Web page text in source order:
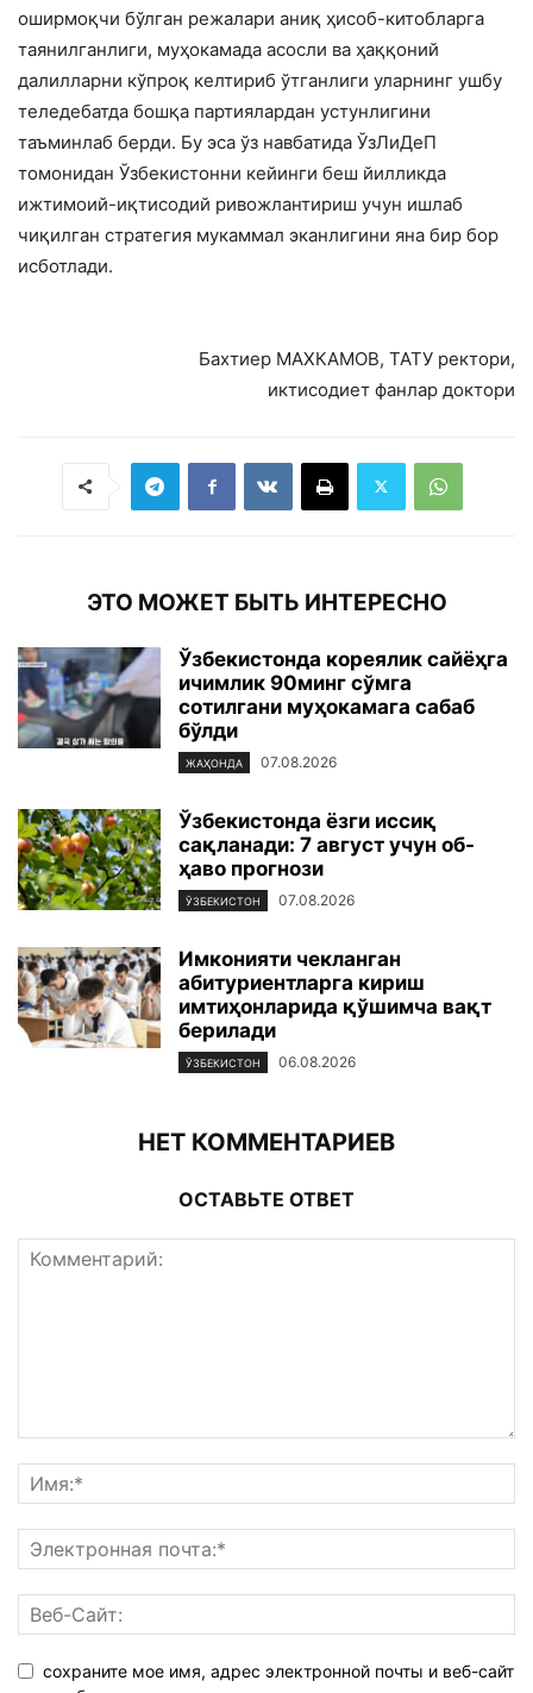
оширмоқчи бўлган режалари аниқ ҳисоб-китобларга
таянилганлиги, муҳокамада асосли ва ҳаққоний
далилларни кўпроқ келтириб ўтганлиги уларнинг ушбу
теледебатда бошқа партиялардан устунлигини
таъминлаб берди. Бу эса ўз навбатида ЎзЛиДеП
томонидан Ўзбекистонни кейинги беш йилликда
ижтимоий-иқтисодий ривожлантириш учун ишлаб
чиқилган стратегия мукаммал эканлигини яна бир бор
исботлади.
Бахтиер МАХКАМОВ, ТАТУ ректори,
иктисодиет фанлар доктори
ЭТО МОЖЕТ БЫТЬ ИНТЕРЕСНО
Ўзбекистонда кореялик сайёҳга
ичимлик 90минг сўмга
сотилгани муҳокамага сабаб
бўлди
ЖАҲОНДА 07.08.2026
Ўзбекистонда ёзги иссиқ
сақланади: 7 август учун об-
ҳаво прогнози
ЎЗБЕКИСТОН 07.08.2026
Имконияти чекланган
абитуриентларга кириш
имтиҳонларида қўшимча вақт
берилади
ЎЗБЕКИСТОН 06.08.2026
НЕТ КОММЕНТАРИЕВ
ОСТАВЬТЕ ОТВЕТ
сохраните мое имя, адрес электронной почты и веб-сайт